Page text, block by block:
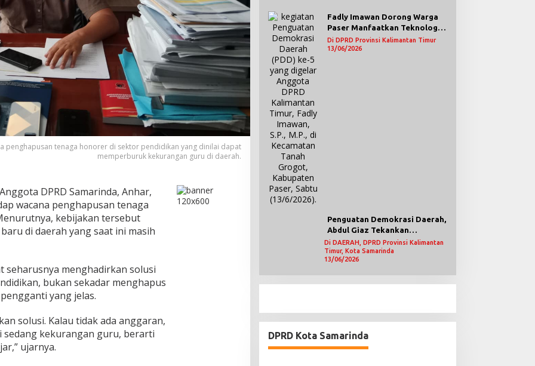
penghapusan tenaga honorer di sektor pendidikan yang dinilai dapat
memperburuk kekurangan guru di daerah.
DPRD Samarinda, Anhar,
wacana penghapusan tenaga
kebijakan tersebut
di daerah yang saat ini masih
seharusnya menghadirkan solusi
bukan sekadar menghapus
yang jelas.
solusi. Kalau tidak ada anggaran,
sedang kekurangan guru, berarti
ujarnya.
Fadly Imawan Dorong Warga
Paser Manfaatkan Teknologi
Digital untuk Mengawasi
Jalannya Pemerintahan
Di DPRD Provinsi Kalimantan Timur
13/06/2026
Penguatan Demokrasi Daerah,
Abdul Giaz Tekankan
Pentingnya Teknologi
Informasi
Di DAERAH, DPRD Provinsi Kalimantan
Timur, Kota Samarinda
13/06/2026
DPRD Kota Samarinda